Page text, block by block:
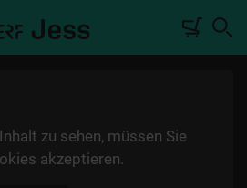
zu sehen, müssen Sie
akzeptieren.